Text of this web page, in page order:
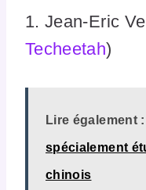
1. Jean-Eric
Techeetah)
Lire également :
spécialement
chinois